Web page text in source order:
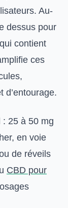
Au-
dessus pour
contient
ces
d’entourage.
25 à 50 mg
en voie
de réveils
CBD pour